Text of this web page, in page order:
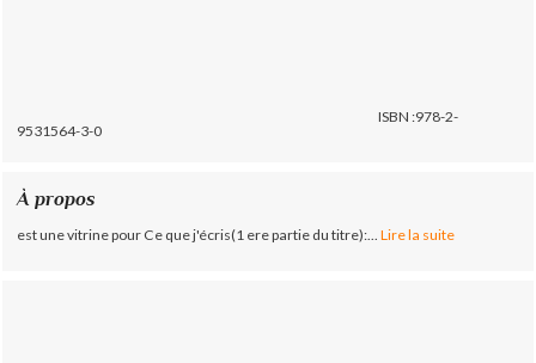
ISBN :978-2-
9531564-3-0
À propos
est une vitrine pour Ce que j'écris(1 ere partie du titre):... Lire la suite